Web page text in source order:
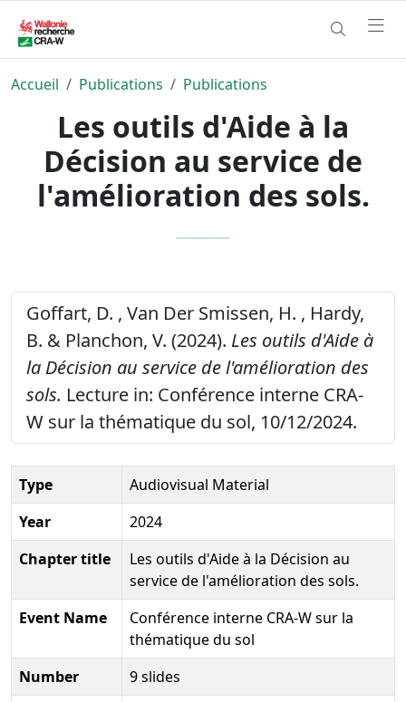
Accueil Publications Publications
Les outils d'Aide à la
Décision au service de
l'amélioration des sols.
Goffart, D. , Van Der Smissen, H. , Hardy,
B. & Planchon, V. (2024). Les outils d'Aide à
la Décision au service de l'amélioration des
sols. Lecture in: Conférence interne CRA-
W sur la thématique du sol, 10/12/2024.
Type
Audiovisual Material
Year
2024
Chapter title
Les outils d'Aide à la Décision au
service de l'amélioration des sols.
Event Name
Conférence interne CRA-W sur la
thématique du sol
Number
9 slides